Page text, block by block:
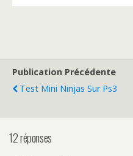
Publication Précédente
Test Mini Ninjas Sur Ps3
12 réponses